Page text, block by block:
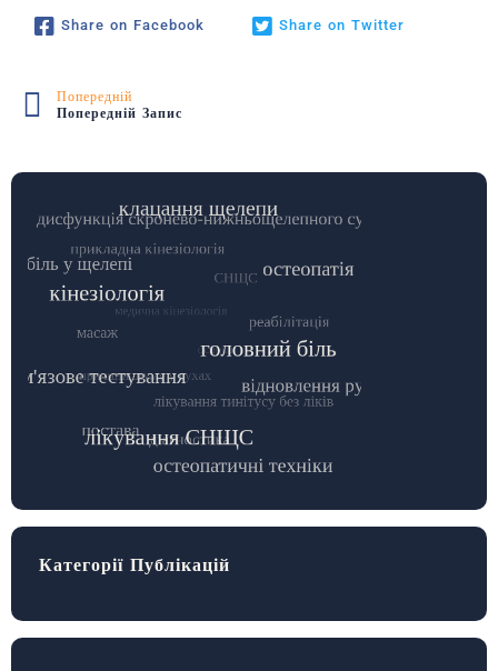
Share on Facebook Share on Twitter
Попередній
Попередній Запис
Категорії Публікацій